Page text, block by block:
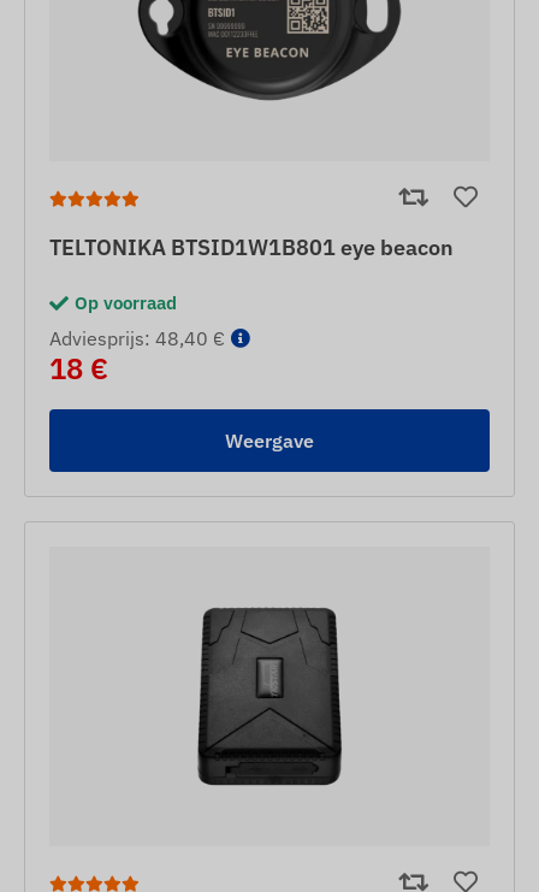
TELTONIKA BTSID1W1B801 eye beacon
Op voorraad
Adviesprijs: 48,40 €
18 €
Weergave